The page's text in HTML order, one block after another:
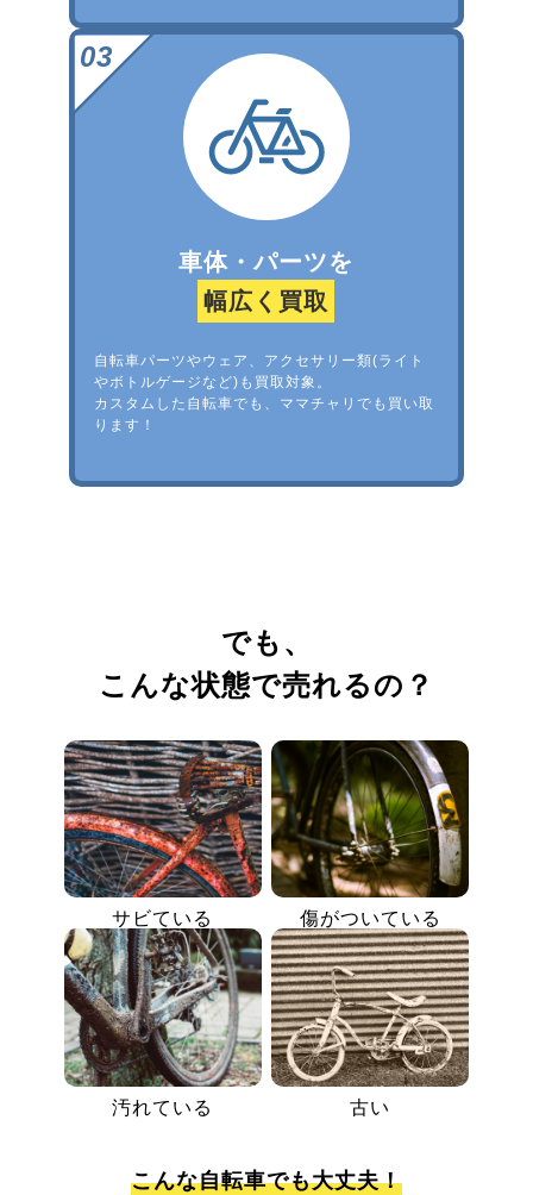
車体・パーツを
幅広く買取
自転車パーツやウェア、アクセサリー類(ライト
やボトルゲージなど)も買取対象。
カスタムした自転車でも、ママチャリでも買い取
ります！
でも、
こんな状態で売れるの？
サビている 傷がついている
汚れている 古い
こんな自転車でも大丈夫！